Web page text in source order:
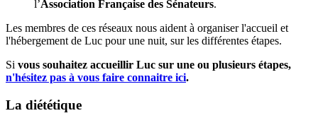
l’Association Française des Sénateurs.
Les membres de ces réseaux nous aident à organiser l'accueil et
l'hébergement de Luc pour une nuit, sur les différentes étapes.
Si vous souhaitez accueillir Luc sur une ou plusieurs étapes,
n'hésitez pas à vous faire connaitre ici.
La diététique